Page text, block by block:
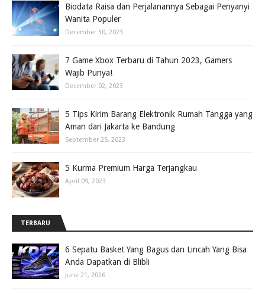
Biodata Raisa dan Perjalanannya Sebagai Penyanyi
Wanita Populer
December 30, 2023
7 Game Xbox Terbaru di Tahun 2023, Gamers
Wajib Punya!
December 02, 2023
5 Tips Kirim Barang Elektronik Rumah Tangga yang
Aman dari Jakarta ke Bandung
September 25, 2023
5 Kurma Premium Harga Terjangkau
April 09, 2023
TERBARU
6 Sepatu Basket Yang Bagus dan Lincah Yang Bisa
Anda Dapatkan di Blibli
June 21, 2026